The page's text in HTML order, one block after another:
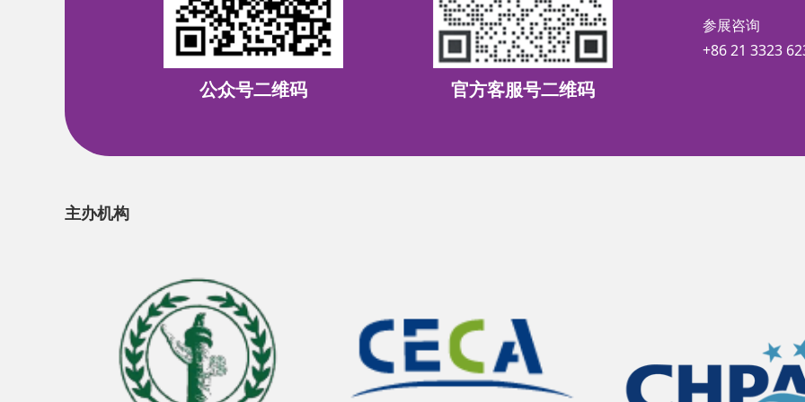
公众号二维码 官方客服号二维码
参展咨询
+86 21 3323
主办机构